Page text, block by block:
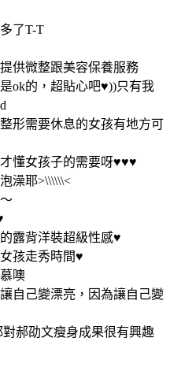
了T-T
供微整跟美容保養服務
ok的，超貼心吧♥))只有我
形需要休息的女孩有地方可
懂女孩子的需要呀♥♥♥
澡耶>\\\\\\<
露背洋裝超級性感♥
孩走秀時間♥
噢
自己變漂亮，因為讓自己變
郝劭文瘦身成果很有興趣